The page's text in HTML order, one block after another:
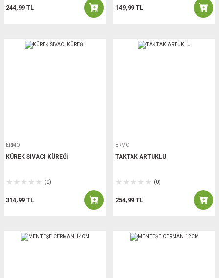
244,99 TL 149,99 TL
ERMO
KÜREK SIVACI KÜREĞİ
(0)
314,99 TL
ERMO
TAKTAK ARTUKLU
(0)
254,99 TL